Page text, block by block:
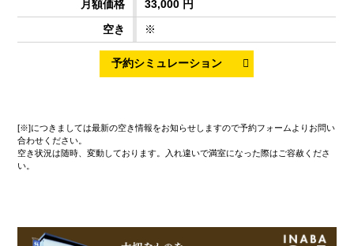
33,000 円
※
[※]につきましては最新の空き情報をお知らせしますので予約フォームよりお問い
合わせください。
空き状況は随時、変動しております。入れ違いで満室になった際はご容赦くださ
い。